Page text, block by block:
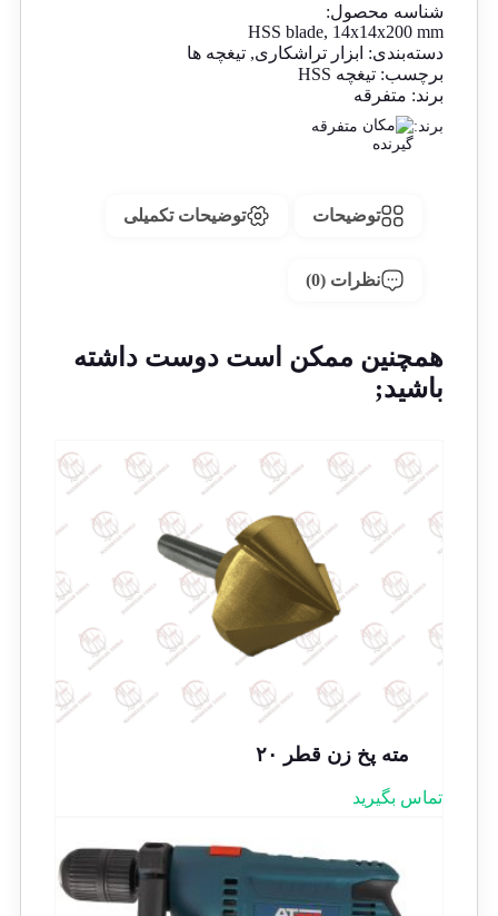
شناسه محصول:
HSS blade, 14x14x200 mm
دسته‌بندی: ابزار تراشکاری, تیغچه ها
برچسب: تیغچه HSS
برند: متفرقه
برند: متفرقه
توضیحات توضیحات تکمیلی
نظرات (0)
همچنین ممکن است دوست داشته
باشید;
مته پخ زن قطر ۲۰
تماس بگیرید